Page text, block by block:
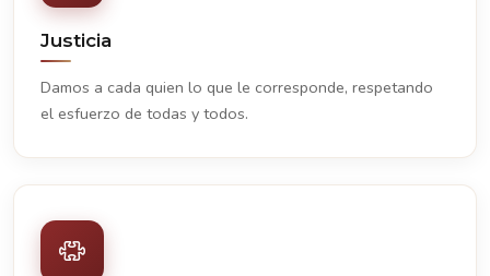
Justicia
Damos a cada quien lo que le corresponde, respetando
el esfuerzo de todas y todos.